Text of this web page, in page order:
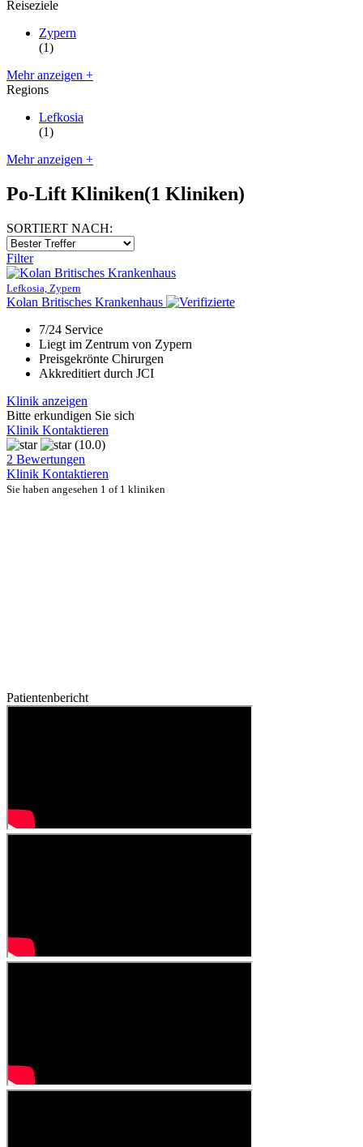
Reiseziele
Zypern
(1)
Mehr anzeigen +
Regions
Lefkosia
(1)
Mehr anzeigen +
Po-Lift Kliniken(1 Kliniken)
SORTIERT NACH:
Filter
Lefkosia, Zypern
Kolan Britisches Krankenhaus
7/24 Service
Liegt im Zentrum von Zypern
Preisgekrönte Chirurgen
Akkreditiert durch JCI
Klinik anzeigen
Bitte erkundigen Sie sich
Klinik Kontaktieren
(10.0)
2 Bewertungen
Klinik Kontaktieren
Sie haben angesehen 1 of 1 kliniken
Patientenbericht